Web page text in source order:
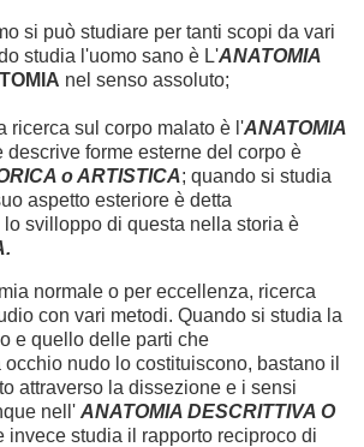
si può studiare per tanti scopi da vari
studia l'uomo sano è L'ANATOMIA
nel senso assoluto;
ricerca sul corpo malato è l'ANATOMIA
descrive forme esterne del corpo è
o ARTISTICA; quando si studia
aspetto esteriore è detta
lo svilloppo di questa nella storia è
normale o per eccellenza, ricerca
con vari metodi. Quando si studia la
e quello delle parti che
nudo lo costituiscono, bastano il
attraverso la dissezione e i sensi
nell' ANATOMIA DESCRITTIVA O
invece studia il rapporto reciproco di